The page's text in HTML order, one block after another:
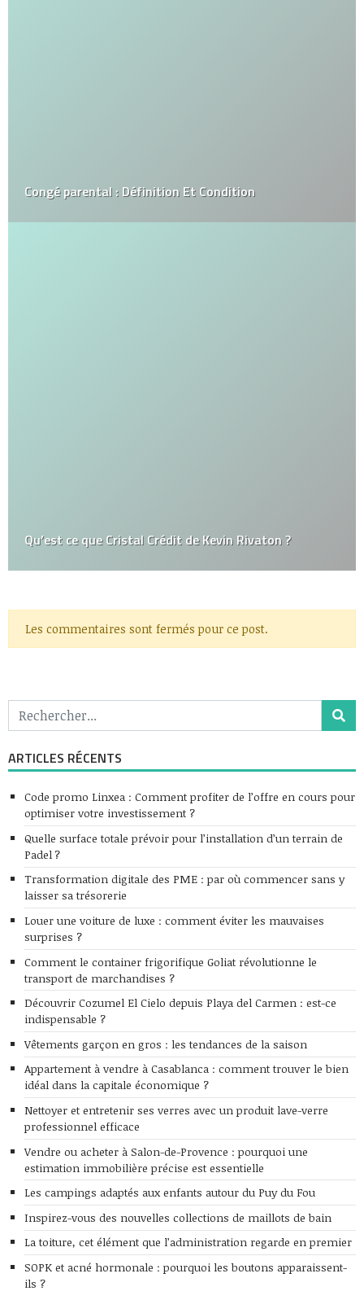
Congé parental : Définition Et Condition
Qu’est ce que Cristal Crédit de Kevin Rivaton ?
Les commentaires sont fermés pour ce post.
ARTICLES RÉCENTS
Code promo Linxea : Comment profiter de l’offre en cours pour
optimiser votre investissement ?
Quelle surface totale prévoir pour l’installation d’un terrain de
Padel ?
Transformation digitale des PME : par où commencer sans y
laisser sa trésorerie
Louer une voiture de luxe : comment éviter les mauvaises
surprises ?
Comment le container frigorifique Goliat révolutionne le
transport de marchandises ?
Découvrir Cozumel El Cielo depuis Playa del Carmen : est-ce
indispensable ?
Vêtements garçon en gros : les tendances de la saison
Appartement à vendre à Casablanca : comment trouver le bien
idéal dans la capitale économique ?
Nettoyer et entretenir ses verres avec un produit lave-verre
professionnel efficace
Vendre ou acheter à Salon-de-Provence : pourquoi une
estimation immobilière précise est essentielle
Les campings adaptés aux enfants autour du Puy du Fou
Inspirez-vous des nouvelles collections de maillots de bain
La toiture, cet élément que l’administration regarde en premier
SOPK et acné hormonale : pourquoi les boutons apparaissent-
ils ?